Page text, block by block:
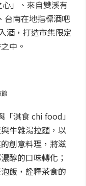
」、來自雙溪有
台南在地指標酒吧
酒，打造市集限定
中。
淇食 chi food」
牛雜湯拉麵，以
創意料理，將滋
醇的口味轉化；
飯，詮釋茶食的